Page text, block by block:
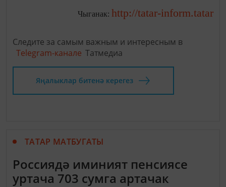
Чыганак: http://tatar-inform.tatar
Следите за самым важным и интересным в
Telegram-канале Татмедиа
Яңалыклар битенә керегез
ТАТАР МАТБУГАТЫ
Россиядә иминият пенсиясе
уртача 703 сумга артачак